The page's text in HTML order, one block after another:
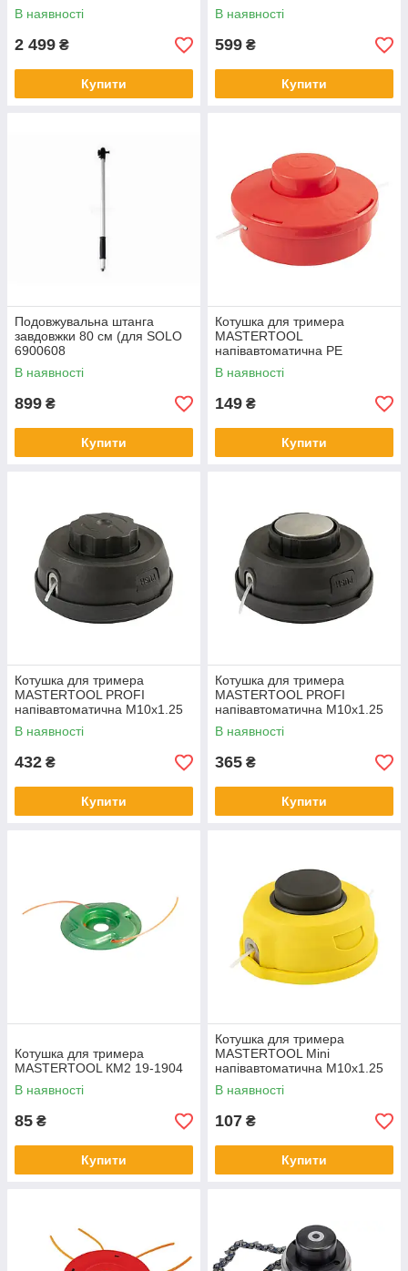
В наявності
2 499 ₴
Купити
В наявності
599 ₴
Купити
Подовжувальна штанга
завдовжки 80 см (для SOLO
6900608
В наявності
899 ₴
Купити
Котушка для тримера
MASTERTOOL
напівавтоматична PE
M10х1,25 FLH 19-1906
В наявності
149 ₴
Купити
Котушка для тримера
MASTERTOOL PROFI
напівавтоматична M10х1.25
FLH легке завантаження 19-
1908
В наявності
432 ₴
Купити
Котушка для тримера
MASTERTOOL PROFI
напівавтоматична M10х1.25
FLH металева п'ята легке
завантаження
В наявності
365 ₴
Купити
Котушка для тримера
MASTERTOOL КМ2 19-1904
В наявності
85 ₴
Купити
Котушка для тримера
MASTERTOOL Mini
напівавтоматична M10х1.25
FLH 19-1915
В наявності
107 ₴
Купити